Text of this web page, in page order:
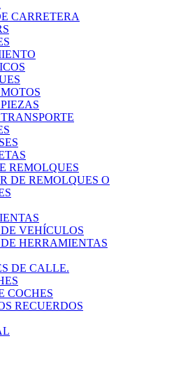
CARRETERA
REMOLQUES
DE REMOLQUES O
VEHÍCULOS
HERRAMIENTAS
DE CALLE.
COCHES
RECUERDOS